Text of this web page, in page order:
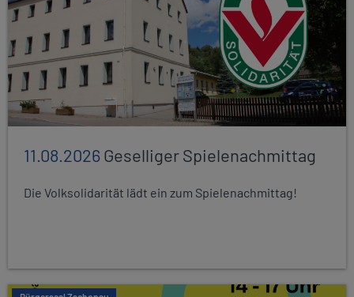
11.08.2026Geselliger Spielenachmittag
Die Volksolidarität lädt ein zum Spielenachmittag!